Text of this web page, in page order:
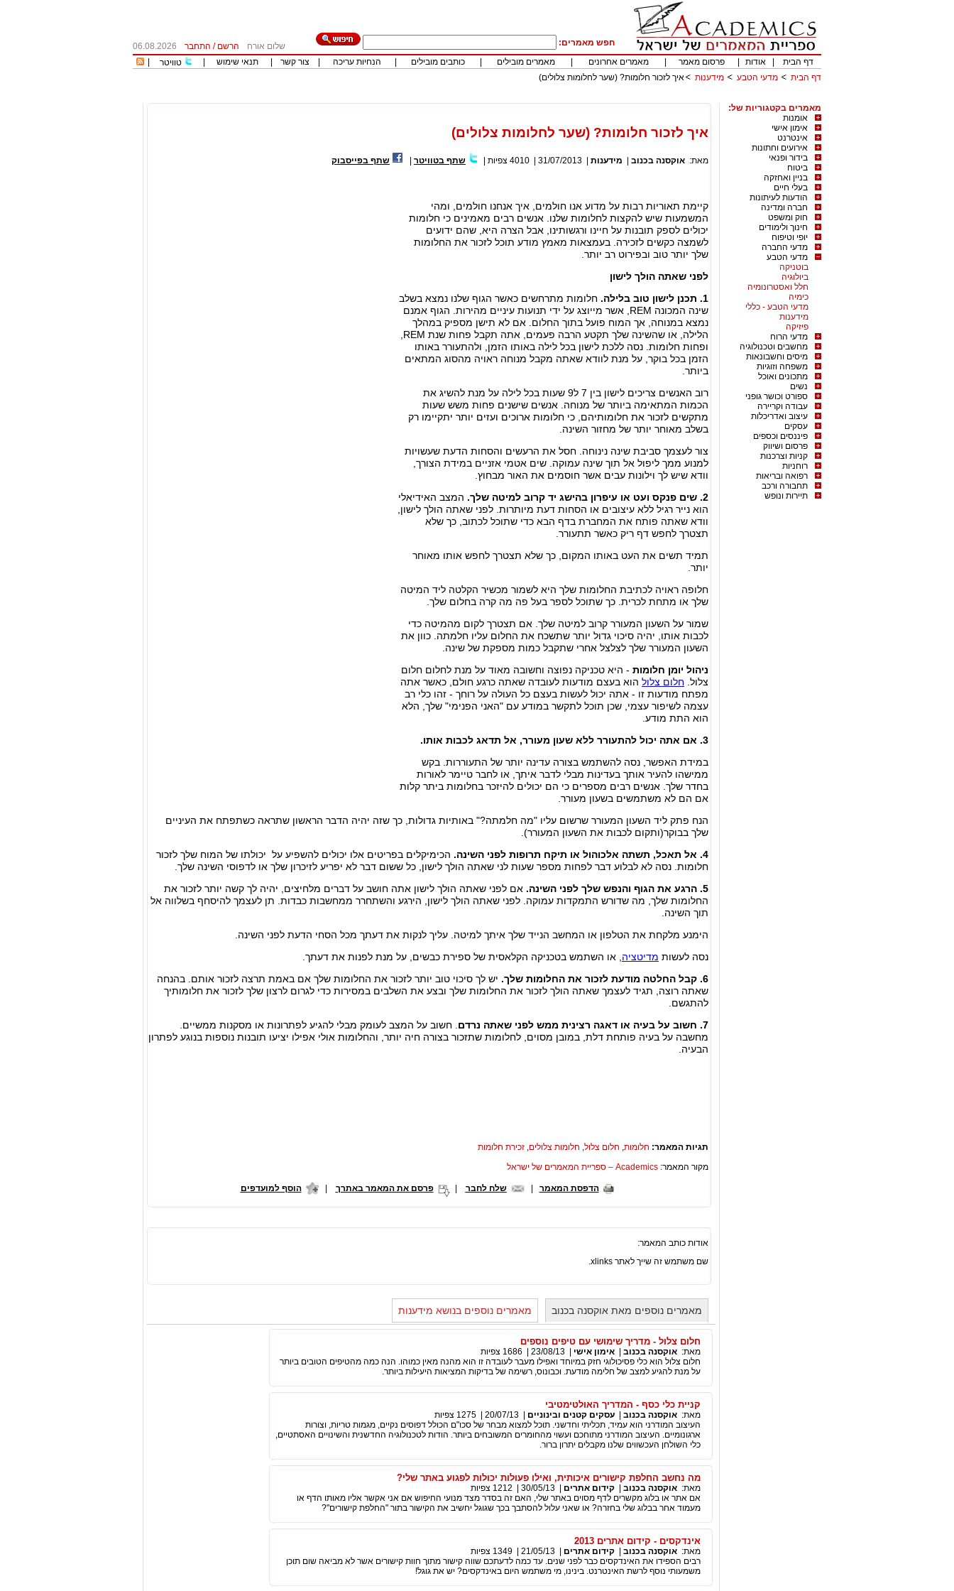
חפש מאמרים: שלום אורח הרשם / התחבר
06.08.2026
דף הבית
אודות פרסום מאמר מאמרים אחרונים מאמרים מובילים כותבים מובילים הנחיות עריכה צור קשר תנאי שימוש טוויטר
דף הבית
מדעי הטבע מידענות איך לזכור חלומות? (שער לחלומות צלולים)
מאמרים בקטגוריות של:
אומנות
אימון אישי
אינטרנט
אירועים וחתונות
בידור ופנאי
ביטוח
בניין ואחזקה
בעלי חיים
הודעות לעיתונות
חברה ומדינה
חוק ומשפט
חינוך ולימודים
יופי וטיפוח
מדעי החברה
מדעי הטבע
בוטניקה
ביולוגיה
חלל ואסטרונומיה
כימיה
מדעי הטבע - כללי
מידענות
פיזיקה
מדעי הרוח
מחשבים וטכנולוגיה
מיסים וחשבונאות
משפחה וזוגיות
מתכונים ואוכל
נשים
ספורט וכושר גופני
עבודה וקריירה
עיצוב ואדריכלות
עסקים
פיננסים וכספים
פרסום ושיווק
קניות וצרכנות
רוחניות
רפואה ובריאות
תחבורה ורכב
תיירות ונופש
איך לזכור חלומות? (שער לחלומות צלולים)
מאת: אוקסנה בכנוב מידענות 31/07/2013
4010 צפיות שתף בטוויטר שתף בפייסבוק
קיימת תאוריות רבות על מדוע אנו חולמים, איך אנחנו חולמים, ומהי
המשמעות שיש להקצות לחלומות שלנו. אנשים רבים מאמינים כי חלומות
יכולים לספק תובנות על חיינו ורגשותינו, אבל הצרה היא, שהם ידועים
לשמצה כקשים לזכירה. בעמצאות מאמץ מודע תוכל לזכור את החלומות
שלך יותר טוב ובפירוט רב יותר.
לפני שאתה הולך לישון
1. תכנן לישון טוב בלילה.
חלומות מתרחשים כאשר הגוף שלנו נמצא בשלב
שינה המכונה REM, אשר מייוצג על ידי תנועות עיניים מהירות. הגוף אמנם
נמצא במנוחה, אך המוח פועל בתוך החלום. אם לא תישן מספיק במהלך
ופחות חלומות. נסה ללכת לישון בכל לילה באותו הזמן, ולהתעורר באותו
הזמן בכל בוקר, על מנת לוודא שאתה מקבל מנוחה ראויה מהסוג המתאים
ביותר.
רוב האנשים צריכים לישון בין 7 ל9 שעות בכל לילה על מנת להשיג את
הכמות המתאימה ביותר של מנוחה. אנשים שישנים פחות משש שעות
מתקשים לזכור את חלומותיהם, כי חלומות ארוכים ועזים יותר יתקיימו רק
בשלב מאוחר יותר של מחזור השינה.
צור לעצמך סביבת שינה נינוחה. חסל את הרעשים והסחות הדעת שעשויות
למנוע ממך ליפול אל תוך שינה עמוקה. שים אטמי אזניים במידת הצורך,
וודא שיש לך וילונות עבים אשר חוסמים את האור מבחוץ.
2. שים פנקס ועט או עיפרון בהישג יד קרוב למיטה שלך.
המצב האידיאלי
הוא נייר רגיל ללא עיצובים או הסחות דעת מיותרות. לפני שאתה הולך לישון,
וודא שאתה פותח את המחברת בדף הבא כדי שתוכל לכתוב, כך שלא
תצטרך לחפש דף ריק כאשר תתעורר.
תמיד תשים את העט באותו המקום, כך שלא תצטרך לחפש אותו מאוחר
יותר.
חלופה ראויה לכתיבת החלומות שלך היא לשמור מכשיר הקלטה ליד המיטה
שלך או מתחת לכרית. כך שתוכל לספר בעל פה מה קרה בחלום שלך.
שמור על השעון המעורר קרוב למיטה שלך. אם תצטרך לקום מהמיטה כדי
לכבות אותו, יהיה סיכוי גדול יותר שתשכח את החלום עליו חלמתה. כוון את
השעון המעורר שלך לצלצל אחרי שתקבל כמות מספקת של שינה.
ניהול יומן חלומות - היא טכניקה נפוצה וחשובה מאוד על מנת לחלום חלום
צלול. חלום צלול הוא בעצם מודעות לעובדה שאתה כרגע חולם, כאשר אתה
מפתח מודעות זו - אתה יכול לעשות בעצם כל העולה על רוחך - זהו כלי רב
עצמה לשיפור עצמי, שכן תוכל לתקשר במודע עם "האני הפנימי" שלך, הלא
הוא התת מודע.
3. אם אתה יכול להתעורר ללא שעון מעורר, אל תדאג לכבות אותו.
במידת האפשר, נסה להשתמש בצורה עדינה יותר של התעוררות. בקש
ממישהו להעיר אותך בעדינות מבלי לדבר איתך, או לחבר טיימר לאורות
בחדר שלך. אנשים רבים מספרים כי הם יכולים להיזכר בחלומות ביתר קלות
אם הם לא משתמשים בשעון מעורר.
הנח פתק ליד השעון המעורר שרשום עליו "מה חלמתה?" באותיות גדולות, כך שזה יהיה הדבר הראשון שתראה כשתפתח את העיניים
שלך בבוקר(ותקום לכבות את השעון המעורר).
4. אל תאכל, תשתה אלכוהול או תיקח תרופות לפני השינה.
הכימיקלים בפריטים אלו יכולים להשפיע על יכולתו של המוח שלך לזכור
חלומות. נסה לא לבלוע דבר לפחות מספר שעות לני שאתה הולך לישון, כל ששום דבר לא יפריע לזיכרון שלך או לדפוסי השינה שלך.
5. הרגע את הגוף והנפש שלך לפני השינה.
אם לפני שאתה הולך לישון אתה חושב על דברים מלחיצים, יהיה לך קשה יותר לזכור את
החלומות שלך, מה שדורש התמקדות עמוקה. לפני שאתה הולך לישון, הירגע והשתחרר ממחשבות כבדות. תן לעצמך להיסחף בשלווה אל
תוך השינה.
הימנע מלקחת את הטלפון או המחשב הנייד שלך איתך למיטה. עליך לנקות את דעתך מכל הסחי הדעת לפני השינה.
נסה לעשות מדיטציה , או השתמש בטכניקה הקלאסית של ספירת כבשים, על מנת לפנות את דעתך.
6. קבל החלטה מודעת לזכור את החלומות שלך.
יש לך סיכוי טוב יותר לזכור את החלומות שלך אם באמת תרצה לזכור אותם. בהנחה
שאתה רוצה, תגיד לעצמך שאתה הולך לזכור את החלומות שלך ובצע את השלבים במסירות כדי לגרום לרצון שלך לזכור את חלומותיך
להתגשם.
7. חשוב על בעיה או דאגה רצינית ממש לפני שאתה נרדם
. חשוב על המצב לעומק מבלי להגיע לפתרונות או מסקנות ממשיים.
מחשבה על בעיה פותחת דלת, במובן מסוים, לחלומות שתזכור בצורה חיה יותר, והחלומות אולי אפילו יציעו תובנות נוספות בנוגע לפתרון
הבעיה.
תגיות המאמר: חלומות, חלום צלול, חלומות צלולים, זכירת חלומות
מקור המאמר: Academics – ספריית המאמרים של ישראל
הדפסת המאמר שלח לחבר פרסם את המאמר באתרך | הוסף למועדפים
אודות כותב המאמר:
שם משתמש זה שייך לאתר xlinks.
מאמרים נוספים מאת אוקסנה בכנוב מאמרים נוספים בנושא מידענות
חלום צלול - מדריך שימושי עם טיפים נוספים
מאת: אוקסנה בכנוב אימון אישי 23/08/13
1686 צפיות
חלום צלול הוא כלי פסיכולוגי חזק במיוחד ואפילו מעבר לעובדה זו הוא מהנה מאין כמוהו. הנה כמה מהטיפים הטובים ביותר
על מנת להגיע למצב של חלימה מודעת. וכבונוס, רשימה של בדיקות המציאות היעילות ביותר.
קניית כלי כסף - המדריך האולטימטיבי
מאת: אוקסנה בכנוב עסקים קטנים ובינוניים 20/07/13
1275 צפיות
העיצוב המודרני הוא עמיד, תכליתי וחדשני. תוכל למצוא מבחר של סכו"ם הכולל דפוסים נקיים, מגמות טריות, וצורות
ארגונומיים. העיצוב המודרני מתוחכם ועשוי מהחומרים המשובחים ביותר. הודות לטכנולוגיה החדשנית והשינויים האסתטיים,
כלי השולחן העכשווים שלנו מקבלים יתרון ברור.
מה נחשב החלפת קישורים איכותית, ואילו פעולות יכולות לפגוע באתר שלי?
מאת: אוקסנה בכנוב קידום אתרים 30/05/13
1212 צפיות
אם אתר או בלוג מקשרים לדף מסוים באתר שלי, האם זה בסדר מצד מנועי החיפוש אם אני אקשר אליו מאותו הדף או
מעמוד אחר בבלוג שלי בחזרה? או שאני עלול להסתבך בכך שגוגל יחשיב את הקישור בתור "החלפת קישורים"?
אינדקסים - קידום אתרים 2013
מאת: אוקסנה בכנוב קידום אתרים 21/05/13
1349 צפיות
רבים הספידו את האינדקסים כבר לפני שנים. עד כמה לדעתכם שווה קישור מתוך חוות קישורים אשר לא מביאה שום תוכן
משמעותי נוסף לרשת האינטרנט. בינינו, מי משתמש היום באינדקסים? יש את גוגל!